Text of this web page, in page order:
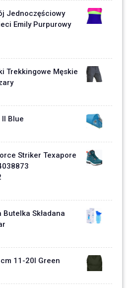
Jednoczęściowy
Emily Purpurowy
Trekkingowe Męskie
Blue
Striker Texapore
Butelka Składana
11-20l Green